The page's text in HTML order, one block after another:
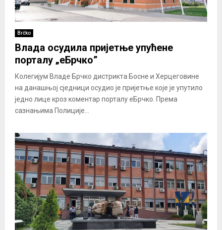
Brčko
Влада осудила пријетње упућене
порталу „еБрчко”
Колегијум Владе Брчко дистрикта Босне и Херцеговине
на данашњој сједници осудио је пријетње које је упутило
једно лице кроз коментар порталу еБрчко. Према
сазнањима Полиције...